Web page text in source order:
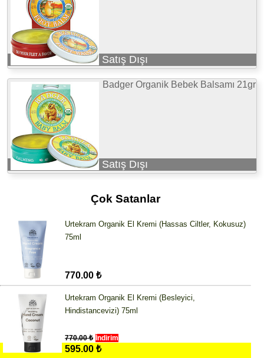
Satış Dışı
Badger Organik Bebek Balsamı 21gr
Satış Dışı
Çok Satanlar
Urtekram Organik El Kremi (Hassas Ciltler, Kokusuz)
75ml
770.00 ₺
Urtekram Organik El Kremi (Besleyici,
Hindistancevizi) 75ml
770.00 ₺ İndirim
595.00 ₺